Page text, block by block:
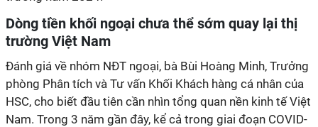
Dòng tiền khối ngoại chưa thể sớm quay lại thị
trường Việt Nam
Đánh giá về nhóm NĐT ngoại, bà Bùi Hoàng Minh, Trưởng
phòng Phân tích và Tư vấn Khối Khách hàng cá nhân của
HSC, cho biết đầu tiên cần nhìn tổng quan nền kinh tế Việt
Nam. Trong 3 năm gần đây, kể cả trong giai đoạn COVID-